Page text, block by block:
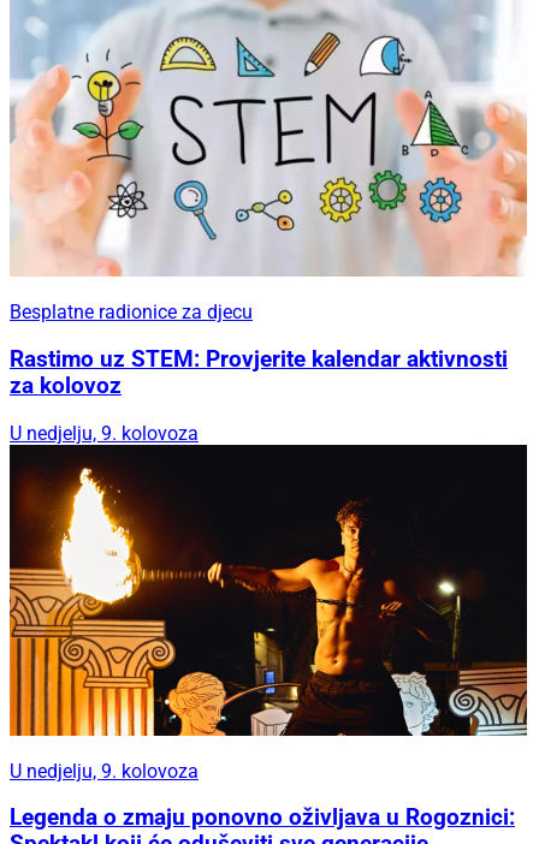
Besplatne radionice za djecu
Rastimo uz STEM: Provjerite kalendar aktivnosti
za kolovoz
U nedjelju, 9. kolovoza
U nedjelju, 9. kolovoza
Legenda o zmaju ponovno oživljava u Rogoznici: